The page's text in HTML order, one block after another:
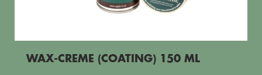
WAX-CREME (COATING) 150 ML